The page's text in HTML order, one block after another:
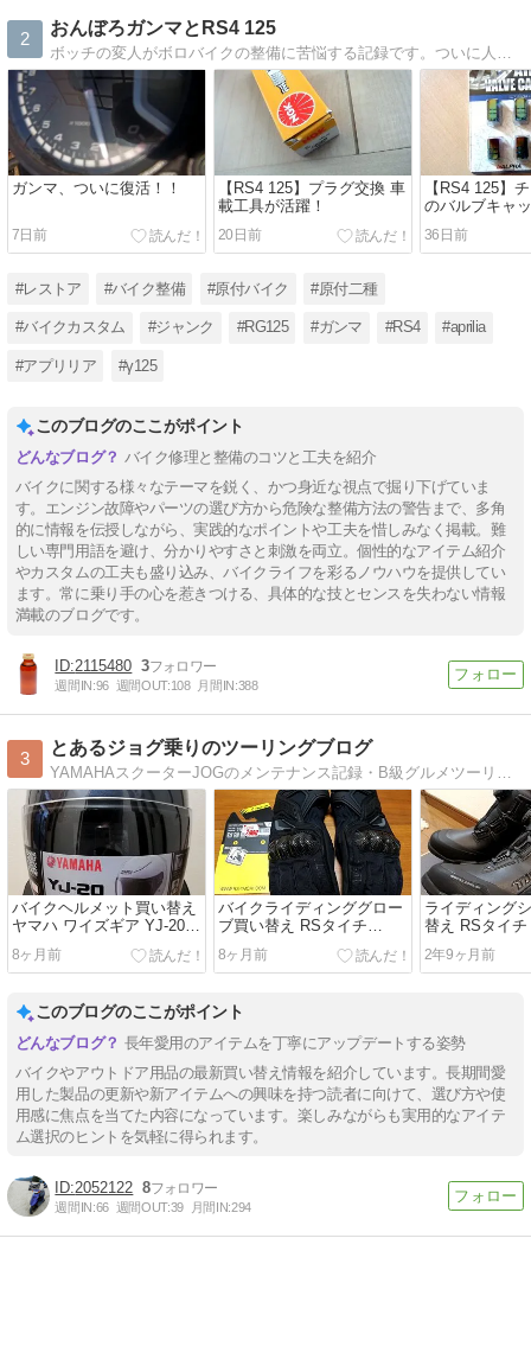
2
おんぼろガンマとRS4 125
ボッチの変人がボロバイクの整備に苦悩する記録です。ついに人生初のnotボロバイクRS4 125を手に入れたので、そちらの日常整備やカスタムもやっていきます。
ガンマ、ついに復活！！
7日前
【RS4 125】プラグ交換 車
載工具が活躍！
20日前
【RS4 125】
のバルブキャ
な足元に！
36日前
#レストア #バイク整備 #原付バイク #原付二種
#バイクカスタム #ジャンク #RG125 #ガンマ #RS4 #aprilia
#アプリリア #γ125
このブログのここがポイント
バイク修理と整備のコツと工夫を紹介
バイクに関する様々なテーマを鋭く、かつ身近な視点で掘り下げていま
す。エンジン故障やパーツの選び方から危険な整備方法の警告まで、多角
的に情報を伝授しながら、実践的なポイントや工夫を惜しみなく掲載。難
しい専門用語を避け、分かりやすさと刺激を両立。個性的なアイテム紹介
やカスタムの工夫も盛り込み、バイクライフを彩るノウハウを提供してい
ます。常に乗り手の心を惹きつける、具体的な技とセンスを失わない情報
満載のブログです。
2115480 3
週間IN:96 週間OUT:108 月間IN:388
3
とあるジョグ乗りのツーリングブログ
YAMAHAスクーターJOGのメンテナンス記録・B級グルメツーリングのブログです
バイクヘルメット買い替え
ヤマハ ワイズギア YJ-20
ゼニス
8ヶ月前
バイクライディンググロー
ブ買い替え RSタイチ
RST664カーボンウインタ
ーグローブ
8ヶ月前
ライディング
替え RSタイチ
DRYMASTER
ーズ
2年9ヶ月前
このブログのここがポイント
長年愛用のアイテムを丁寧にアップデートする姿勢
バイクやアウトドア用品の最新買い替え情報を紹介しています。長期間愛
用した製品の更新や新アイテムへの興味を持つ読者に向けて、選び方や使
用感に焦点を当てた内容になっています。楽しみながらも実用的なアイテ
ム選択のヒントを気軽に得られます。
2052122 8
週間IN:66 週間OUT:39 月間IN:294